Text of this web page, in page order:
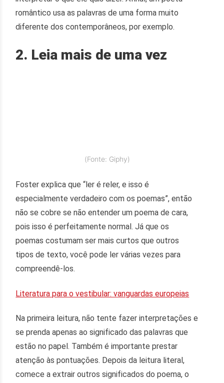
romântico usa as palavras de uma forma muito
diferente dos contemporâneos, por exemplo.
2. Leia mais de uma vez
(Fonte: Giphy)
Foster explica que “ler é reler, e isso é
especialmente verdadeiro com os poemas”, então
não se cobre se não entender um poema de cara,
pois isso é perfeitamente normal. Já que os
poemas costumam ser mais curtos que outros
tipos de texto, você pode ler várias vezes para
compreendê-los.
Literatura para o vestibular: vanguardas europeias
Na primeira leitura, não tente fazer interpretações e
se prenda apenas ao significado das palavras que
estão no papel. Também é importante prestar
atenção às pontuações. Depois da leitura literal,
comece a extrair outros significados do poema, o